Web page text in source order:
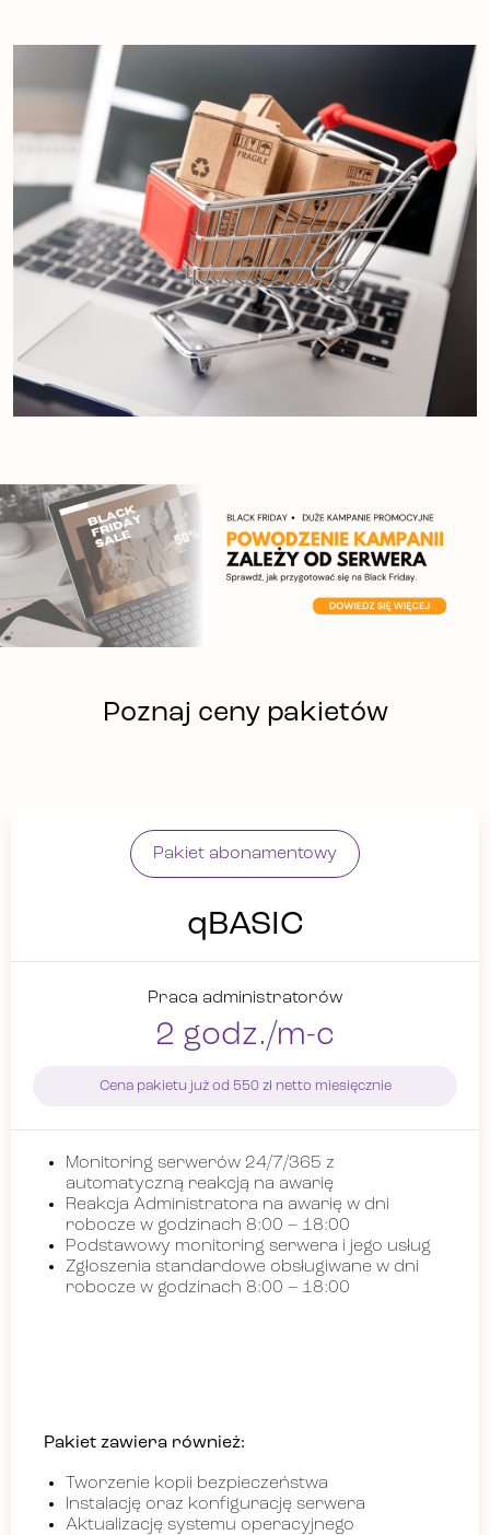
Poznaj ceny pakietów
Pakiet abonamentowy
qBASIC
Praca administratorów
2 godz./m-c
Cena pakietu już od 550 zł netto miesięcznie
Monitoring serwerów 24/7/365 z
automatyczną reakcją na awarię
Reakcja Administratora na awarię w dni
robocze w godzinach 8:00 – 18:00
Podstawowy monitoring serwera i jego usług
Zgłoszenia standardowe obsługiwane w dni
robocze w godzinach 8:00 – 18:00
Pakiet zawiera również:
Tworzenie kopii bezpieczeństwa
Instalację oraz konfigurację serwera
Aktualizację systemu operacyjnego